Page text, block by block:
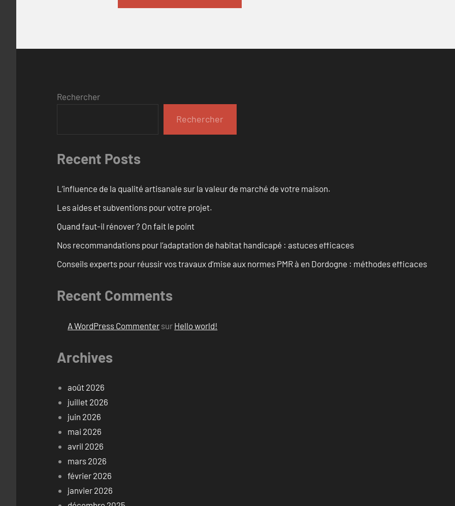
Rechercher
Rechercher
Recent Posts
L’influence de la qualité artisanale sur la valeur de marché de votre maison.
Les aides et subventions pour votre projet.
Quand faut-il rénover ? On fait le point
Nos recommandations pour l’adaptation de habitat handicapé : astuces efficaces
Conseils experts pour réussir vos travaux d’mise aux normes PMR à en Dordogne : méthodes efficaces
Recent Comments
A WordPress Commenter sur Hello world!
Archives
août 2026
juillet 2026
juin 2026
mai 2026
avril 2026
mars 2026
février 2026
janvier 2026